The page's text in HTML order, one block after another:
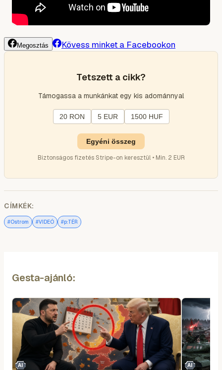
Megosztás Kövess minket a Facebookon
Tetszett a cikk?
Támogassa a munkánkat egy kis adománnyal
20 RON 5 EUR 1500 HUF
Egyéni összeg
Biztonságos fizetés Stripe-on keresztül • Min. 2 EUR
CÍMKÉK:
#Ostrom #VIDEÓ #p:TÉR
Gesta-ajánló:
AI AI